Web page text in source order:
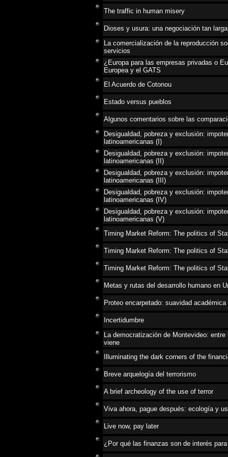
The traffic in human misery
Dioses y usura: una negociación tan
La comercialización de la reproducción
servicios
¿Europa para las empresas privadas o
Europea y el GATS
El Acuerdo de Cotonou
Estado versus pueblos
Algunos comentarios sobre las
Desigualdad, pobreza y exclusión:
latinoamericanas (I)
Desigualdad, pobreza y exclusión:
latinoamericanas (II)
Desigualdad, pobreza y exclusión:
latinoamericanas (III)
Desigualdad, pobreza y exclusión:
latinoamericanas (IV)
Desigualdad, pobreza y exclusión:
latinoamericanas (V)
Timing Market Reform: The politics of
Timing Market Reform: The politics of
Timing Market Reform: The politics of
Metas y rutas del desarrollo humano en
Proteo encarpetado: suavidad
Incertidumbre
La democratización de Montevideo:
viene
Illuminating the dark corners of the
Breve arquelogía del terrorismo
A brief archeology of the use of terror
Viva ahora, pague después: ecología y
Live now, pay later
¿Por qué las finanzas son de interés